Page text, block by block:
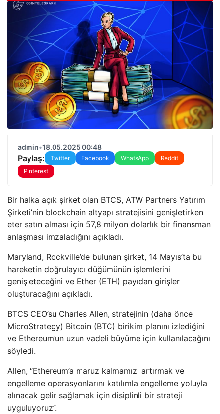
admin•18.05.2025 00:48
Paylaş: Twitter Facebook WhatsApp
Reddit
Pinterest
Bir halka açık şirket olan BTCS, ATW Partners Yatırım
Şirketi’nin blockchain altyapı stratejisini genişletirken
eter satın alması için 57,8 milyon dolarlık bir finansman
anlaşması imzaladığını açıkladı.
Maryland, Rockville’de bulunan şirket, 14 Mayıs’ta bu
hareketin doğrulayıcı düğümünün işlemlerini
genişleteceğini ve Ether (ETH) payıdan girişler
oluşturacağını açıkladı.
BTCS CEO’su Charles Allen, stratejinin (daha önce
MicroStrategy) Bitcoin (BTC) birikim planını izlediğini
ve Ethereum’un uzun vadeli büyüme için kullanılacağını
söyledi.
Allen, “Ethereum’a maruz kalmamızı artırmak ve
engelleme operasyonlarını katılımla engelleme yoluyla
alınacak gelir sağlamak için disiplinli bir strateji
uyguluyoruz”.